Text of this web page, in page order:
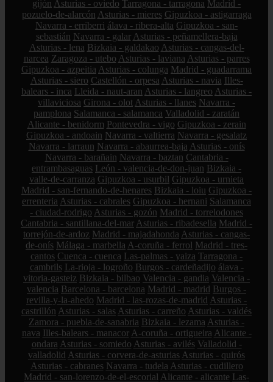
gijón Asturias - oviedo Tarragona - tarragona Madrid -
pozuelo-de-alarcón Asturias - mieres Gipuzkoa - astigarraga
Navarra - erriberri álava - ribera-alta Gipuzkoa - san-
sebastián Navarra - galar Asturias - peñamellera-baja
Asturias - lena Bizkaia - galdakao Asturias - cangas-del-
narcea Zaragoza - utebo Asturias - laviana Asturias - parres
Gipuzkoa - azpeitia Asturias - colunga Madrid - guadarrama
Asturias - siero Castellón - orpesa Asturias - navia Illes-
balears - inca Lleida - naut-aran Asturias - langreo Asturias -
villaviciosa Girona - olot Asturias - llanes Navarra -
pamplona Salamanca - salamanca Valladolid - zaratán
Alicante - benidorm Pontevedra - vigo Gipuzkoa - zerain
Gipuzkoa - andoain Navarra - valtierra Navarra - gesalatz
Navarra - larraun Navarra - abaurrea-baja Asturias - onís
Navarra - barañain Navarra - baztan Cantabria -
entrambasaguas León - valencia-de-don-juan Bizkaia -
valle-de-carranza Gipuzkoa - usurbil Gipuzkoa - urnieta
Madrid - san-fernando-de-henares Bizkaia - loiu Gipuzkoa -
errenteria Asturias - cabrales Gipuzkoa - hernani Salamanca
- ciudad-rodrigo Asturias - gozón Madrid - torrelodones
Cantabria - santillana-del-mar Asturias - ribadesella Madrid -
torrejón-de-ardoz Madrid - majadahonda Asturias - cangas-
de-onís Málaga - marbella A-coruña - ferrol Madrid - tres-
cantos Cuenca - cuenca Las-palmas - yaiza Tarragona -
cambrils La-rioja - logroño Burgos - cardeñadijo álava -
vitoria-gasteiz Bizkaia - bilbao Valencia - gandia Valencia -
valencia Barcelona - barcelona Madrid - madrid Burgos -
revilla-y-la-ahedo Madrid - las-rozas-de-madrid Asturias -
castrillón Asturias - salas Asturias - carreño Asturias - valdés
Zamora - puebla-de-sanabria Bizkaia - lezama Asturias -
nava Illes-balears - manacor A-coruña - ortigueira Alicante -
ondara Asturias - somiedo Asturias - avilés Valladolid -
valladolid Asturias - corvera-de-asturias Asturias - quirós
Asturias - cabranes Navarra - tudela Asturias - cudillero
Madrid - san-lorenzo-de-el-escorial Alicante - alicante Las-